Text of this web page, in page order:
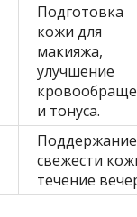
Подготовка
кожи для
макияжа,
улучшение
и тонуса.
Поддержание
свежести
течение